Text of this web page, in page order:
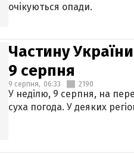
очікуються опади.
Частину
9 серпня
9 серпня, 06:33 2190
У неділю, 9 серпня, на
суха погода. У деяких